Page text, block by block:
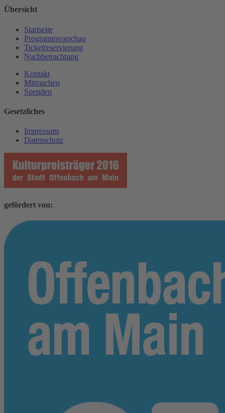
Übersicht
Startseite
Programmvorschau
Ticketreservierung
Nachbetrachtung
Kontakt
Mitmachen
Spenden
Gesetzliches
Impressum
Datenschutz
gefördert von: